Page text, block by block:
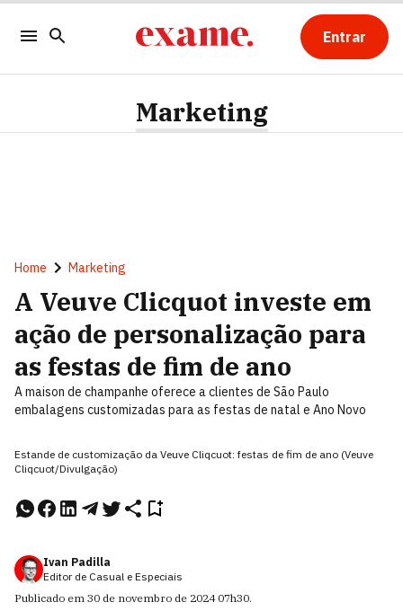
Entrar
Marketing
Home Marketing
A Veuve Clicquot investe em
ação de personalização para
as festas de fim de ano
A maison de champanhe oferece a clientes de São Paulo
embalagens customizadas para as festas de natal e Ano Novo
Estande de customização da Veuve Cliqcuot: festas de fim de ano (Veuve
Cliqcuot/Divulgação)
Ivan Padilla
Editor de Casual e Especiais
Publicado em 30 de novembro de 2024 07h30.